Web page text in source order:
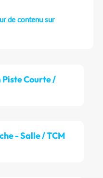
de contenu sur
Courte /
- Salle / TCM